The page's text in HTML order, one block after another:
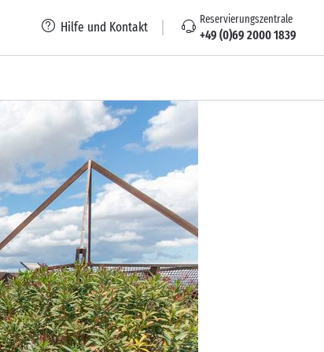
Hilfe und Kontakt Reservierungszentrale
+49 (0)69 2000 1839